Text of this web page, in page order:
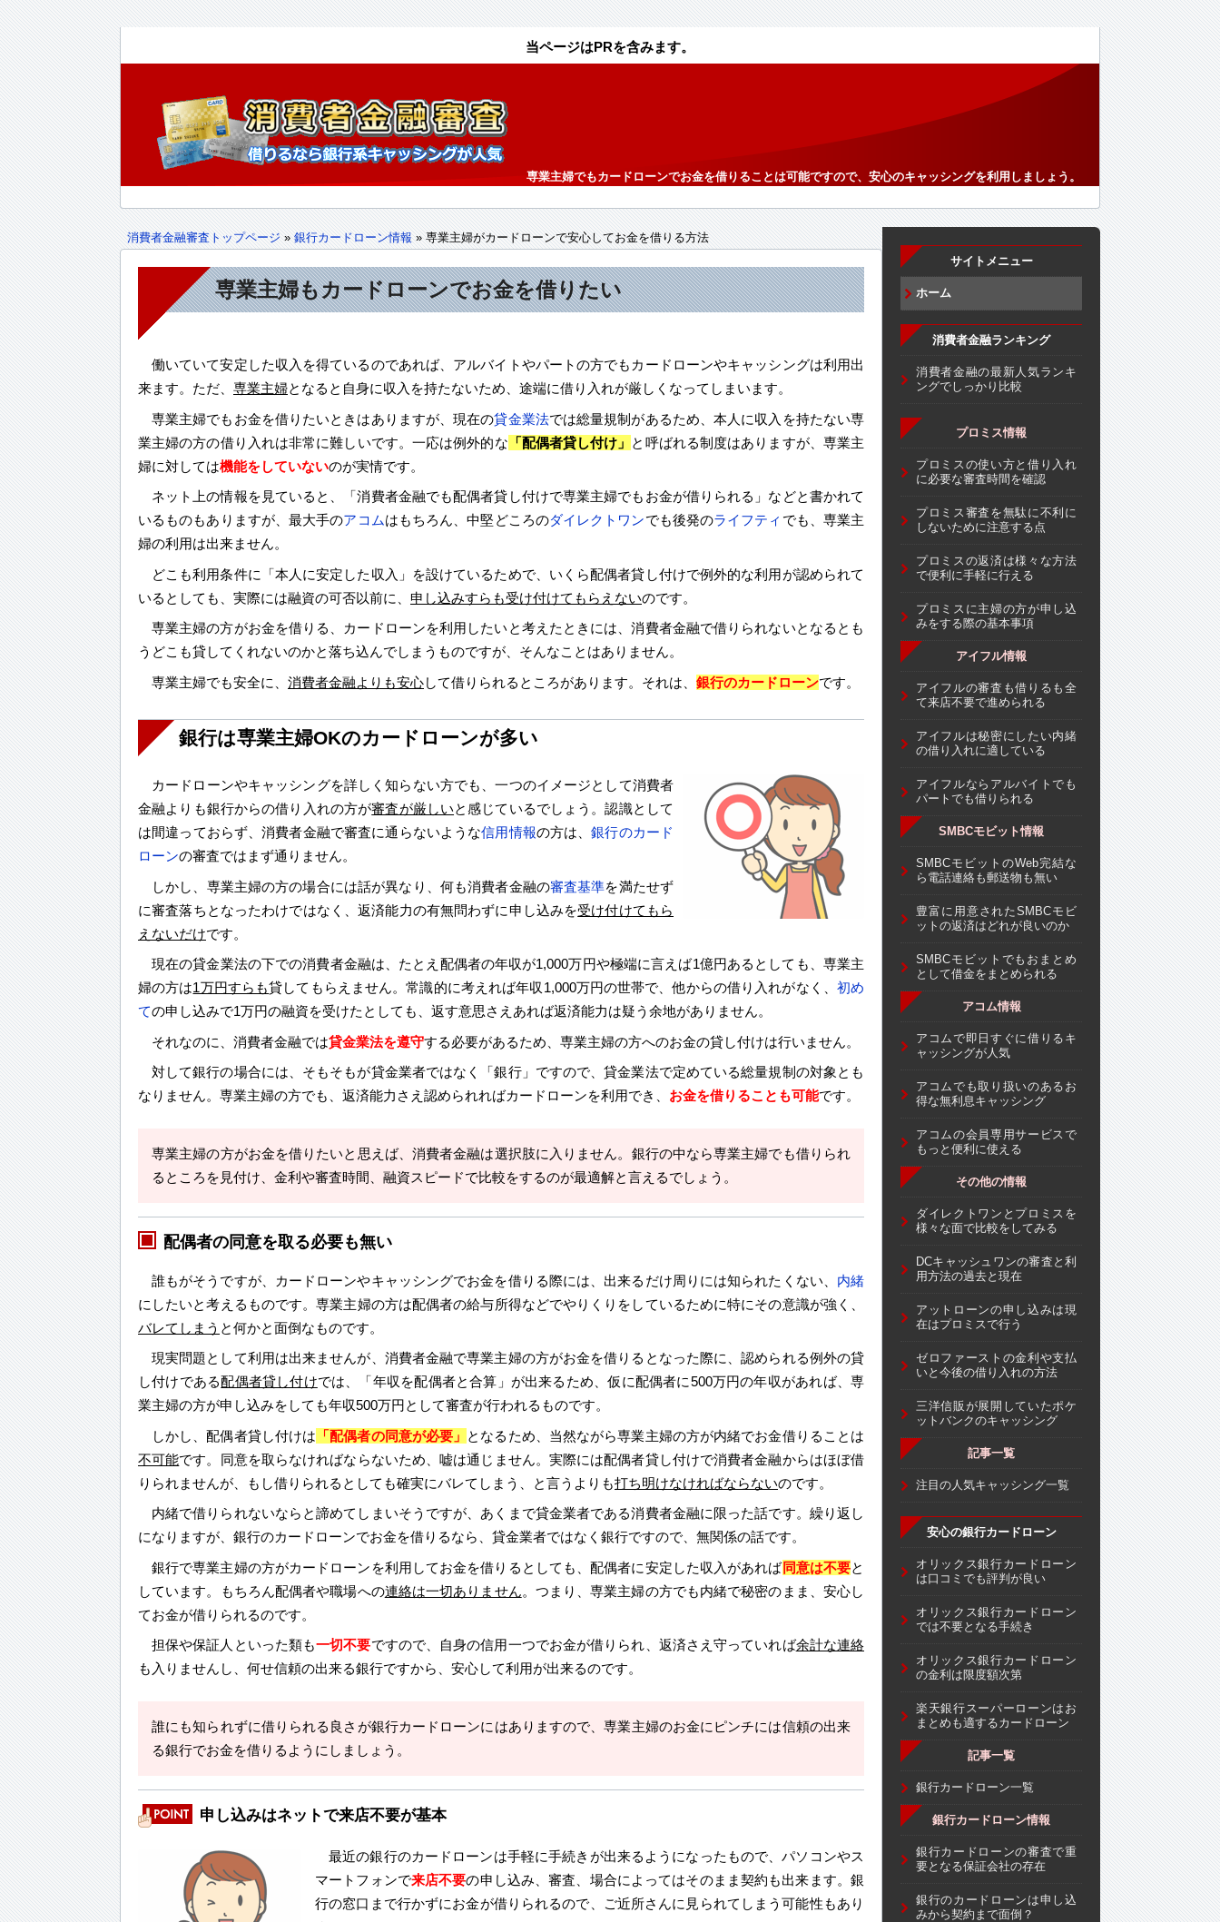
専業主婦でもカードローンでお金を借りることは可能ですので、安心のキャッシングを利用しましょう。
サイトメニュー
ホーム
消費者金融ランキング
消費者金融の最新人気ランキ
ングでしっかり比較
プロミス情報
プロミスの使い方と借り入れ
に必要な審査時間を確認
プロミス審査を無駄に不利に
しないために注意する点
プロミスの返済は様々な方法
で便利に手軽に行える
プロミスに主婦の方が申し込
みをする際の基本事項
アイフル情報
アイフルの審査も借りるも全
て来店不要で進められる
アイフルは秘密にしたい内緒
の借り入れに適している
アイフルならアルバイトでも
パートでも借りられる
SMBCモビット情報
SMBCモビットのWeb完結な
ら電話連絡も郵送物も無い
豊富に用意されたSMBCモビ
ットの返済はどれが良いのか
SMBCモビットでもおまとめ
として借金をまとめられる
アコム情報
アコムで即日すぐに借りるキ
ャッシングが人気
アコムでも取り扱いのあるお
得な無利息キャッシング
アコムの会員専用サービスで
もっと便利に使える
その他の情報
ダイレクトワンとプロミスを
様々な面で比較をしてみる
DCキャッシュワンの審査と利
用方法の過去と現在
アットローンの申し込みは現
在はプロミスで行う
ゼロファーストの金利や支払
いと今後の借り入れの方法
三洋信販が展開していたポケ
ットバンクのキャッシング
記事一覧
注目の人気キャッシング一覧
安心の銀行カードローン
オリックス銀行カードローン
は口コミでも評判が良い
オリックス銀行カードローン
では不要となる手続き
オリックス銀行カードローン
の金利は限度額次第
楽天銀行スーパーローンはお
まとめも適するカードローン
記事一覧
銀行カードローン一覧
銀行カードローン情報
銀行カードローンの審査で重
要となる保証会社の存在
銀行のカードローンは申し込
みから契約まで面倒？
消費者金融審査トップページ»銀行カードローン情報»専業主婦がカードローンで安心してお金を借りる方法
専業主婦もカードローンでお金を借りたい
働いていて安定した収入を得ているのであれば、アルバイトやパートの方でもカードローンやキャッシングは利用出
来ます。ただ、 専業主婦となると自身に収入を持たないため、途端に借り入れが厳しくなってしまいます。
専業主婦でもお金を借りたいときはありますが、現在の貸金業法では総量規制があるため、本人に収入を持たない専
業主婦の方の借り入れは非常に難しいです。一応は例外的な 「配偶者貸し付け」 と呼ばれる制度はありますが、専業主
婦に対しては機能をしていないのが実情です。
ネット上の情報を見ていると、「消費者金融でも配偶者貸し付けで専業主婦でもお金が借りられる」などと書かれて
いるものもありますが、最大手のアコムはもちろん、中堅どころのダイレクトワンでも後発のライフティ でも、専業主
婦の利用は出来ません。
どこも利用条件に「本人に安定した収入」を設けているためで、いくら配偶者貸し付けで例外的な利用が認められて
いるとしても、実際には融資の可否以前に、 申し込みすらも受け付けてもらえないのです。
専業主婦の方がお金を借りる、カードローンを利用したいと考えたときには、消費者金融で借りられないとなるとも
うどこも貸してくれないのかと落ち込んでしまうものですが、そんなことはありません。
専業主婦でも安全に、 消費者金融よりも安心して借りられるところがあります。それは、 銀行のカードローンです。
銀行は専業主婦OKのカードローンが多い
カードローンやキャッシングを詳しく知らない方でも、一つのイメージとして消費者
金融よりも銀行からの借り入れの方が審査が厳しいと感じているでしょう。認識として
は間違っておらず、消費者金融で審査に通らないような信用情報の方は、銀行のカード
ローンの審査ではまず通りません。
しかし、専業主婦の方の場合には話が異なり、何も消費者金融の審査基準を満たせず
に審査落ちとなったわけではなく、返済能力の有無問わずに申し込みを受け付けてもら
えないだけです。
現在の貸金業法の下での消費者金融は、たとえ配偶者の年収が1,000万円や極端に言えば1億円あるとしても、専業主
婦の方は1万円すらも貸してもらえません。常識的に考えれば年収1,000万円の世帯で、他からの借り入れがなく、 初め
ての申し込みで1万円の融資を受けたとしても、返す意思さえあれば返済能力は疑う余地がありません。
それなのに、消費者金融では貸金業法を遵守する必要があるため、専業主婦の方へのお金の貸し付けは行いません。
対して銀行の場合には、そもそもが貸金業者ではなく「銀行」ですので、貸金業法で定めている総量規制の対象とも
なりません。専業主婦の方でも、返済能力さえ認められればカードローンを利用でき、 お金を借りることも可能です。
専業主婦の方がお金を借りたいと思えば、消費者金融は選択肢に入りません。銀行の中なら専業主婦でも借りられ
るところを見付け、金利や審査時間、融資スピードで比較をするのが最適解と言えるでしょう。
配偶者の同意を取る必要も無い
誰もがそうですが、カードローンやキャッシングでお金を借りる際には、出来るだけ周りには知られたくない、 内緒
にしたいと考えるものです。専業主婦の方は配偶者の給与所得などでやりくりをしているために特にその意識が強く、
バレてしまう と何かと面倒なものです。
現実問題として利用は出来ませんが、消費者金融で専業主婦の方がお金を借りるとなった際に、認められる例外の貸
し付けである配偶者貸し付けでは、「年収を配偶者と合算」が出来るため、仮に配偶者に500万円の年収があれば、専
業主婦の方が申し込みをしても年収500万円として審査が行われるものです。
しかし、配偶者貸し付けは 「配偶者の同意が必要」 となるため、当然ながら専業主婦の方が内緒でお金借りることは
不可能です。同意を取らなければならないため、嘘は通じません。実際には配偶者貸し付けで消費者金融からはほぼ借
りられませんが、もし借りられるとしても確実にバレてしまう、と言うよりも打ち明けなければならないのです。
内緒で借りられないならと諦めてしまいそうですが、あくまで貸金業者である消費者金融に限った話です。繰り返し
になりますが、銀行のカードローンでお金を借りるなら、貸金業者ではなく銀行ですので、無関係の話です。
銀行で専業主婦の方がカードローンを利用してお金を借りるとしても、配偶者に安定した収入があれば同意は不要と
しています。もちろん配偶者や職場への連絡は一切ありません。つまり、専業主婦の方でも内緒で秘密のまま、安心し
てお金が借りられるのです。
担保や保証人といった類も一切不要ですので、自身の信用一つでお金が借りられ、返済さえ守っていれば余計な連絡
も入りませんし、何せ信頼の出来る銀行ですから、安心して利用が出来るのです。
誰にも知られずに借りられる良さが銀行カードローンにはありますので、専業主婦のお金にピンチには信頼の出来
る銀行でお金を借りるようにしましょう。
申し込みはネットで来店不要が基本
最近の銀行のカードローンは手軽に手続きが出来るようになったもので、パソコンやス
マートフォンで来店不要の申し込み、審査、場合によってはそのまま契約も出来ます。銀
行の窓口まで行かずにお金が借りられるので、ご近所さんに見られてしまう可能性もあり